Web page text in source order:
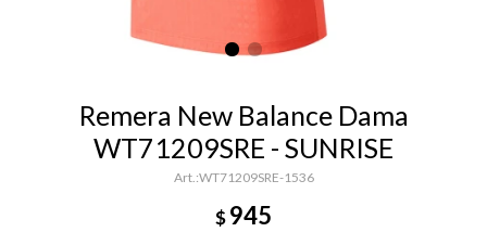
Remera New Balance Dama
WT71209SRE - SUNRISE
WT71209SRE-1536
$945